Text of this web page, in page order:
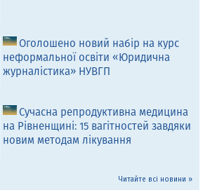
Оголошено новий набір на курс
неформальної освіти «Юридична
журналістика» НУВГП
Сучасна репродуктивна медицина
на Рівненщині: 15 вагітностей завдяки
новим методам лікування
Читайте всі новини »